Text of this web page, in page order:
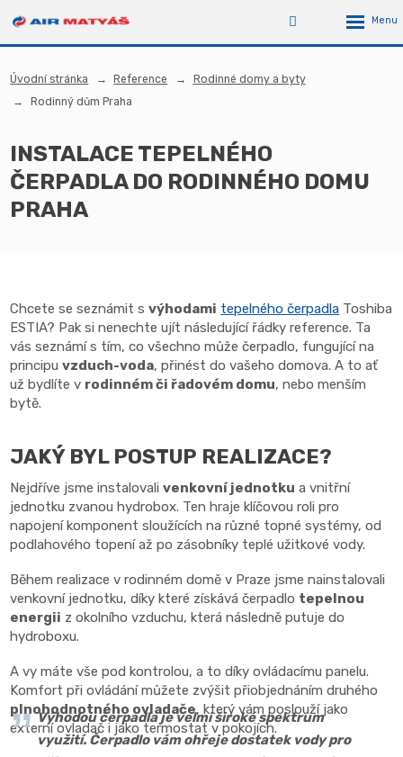
Úvodní stránka Reference
Rodinné domy a byty
Rodinný dům Praha
INSTALACE TEPELNÉHO
ČERPADLA DO RODINNÉHO DOMU
PRAHA
Chcete se seznámit svýhodami tepelného čerpadla Toshiba
ESTIA? Pak si nenechte ujít následující řádky reference. Ta
vás seznámí s tím, co všechno může čerpadlo, fungující na
principuvzduch-voda, přinést do vašeho domova. A to ať
už bydlíte v rodinném či řadovém domu, nebo menším
bytě.
JAKÝ BYL POSTUP REALIZACE?
Nejdříve jsme instalovalivenkovní jednotku a vnitřní
jednotku zvanou hydrobox. Ten hraje klíčovou roli pro
napojení komponent sloužících na různé topné systémy, od
podlahového topení až po zásobníky teplé užitkové vody.
Během realizace v rodinném domě v Praze jsme nainstalovali
venkovní jednotku, díky které získává čerpadlo tepelnou
energii z okolního vzduchu, která následně putuje do
hydroboxu.
A vy máte vše pod kontrolou, a to díky ovládacímu panelu.
Komfort při ovládání můžete zvýšit přiobjednáním druhého
plnohodnotného ovladače, který vám poslouží jako
externí ovladač i jako termostat v pokojích.
Výhodou čerpadla je velmi široké spektrum
využití. Čerpadlo vám ohřeje dostatek vody pro